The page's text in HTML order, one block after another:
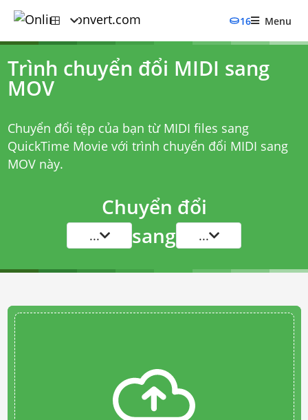
16 Menu
Trình chuyển đổi MIDI sang
MOV
Chuyển đổi tệp của bạn từ MIDI files sang
QuickTime Movie với trình chuyển đổi MIDI sang
MOVnày.
Chuyển đổi
... sang ...